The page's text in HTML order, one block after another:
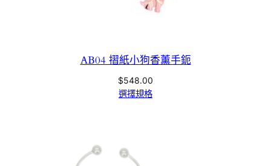
AB04 摺紙小狗香薰手鈪
$548.00
選擇規格